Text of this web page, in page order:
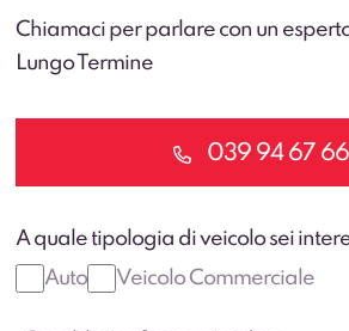
Chiamaci per parlare con un
Lungo Termine
039 94 67
A quale tipologia di veicolo sei
Auto
Veicolo Commerciale